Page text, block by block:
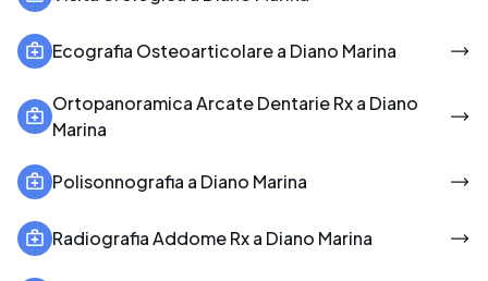
Ecografia Osteoarticolare a Diano Marina
Ortopanoramica Arcate Dentarie Rx a Diano
Marina
Polisonnografia a Diano Marina
Radiografia Addome Rx a Diano Marina